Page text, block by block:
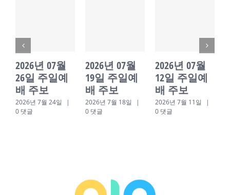
2026년 07월
26일 주일예
배 주보
2026년 7월 24일
|
0 댓글
2026년 07월
19일 주일예
배 주보
2026년 7월 18일
|
0 댓글
2026년 07월
12일 주일예
배 주보
2026년 7월 11일
|
0 댓글